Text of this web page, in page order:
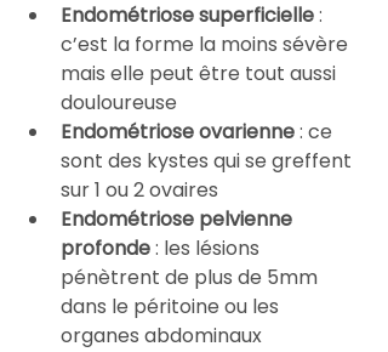
Endométriose superficielle :
c’est la forme la moins sévère
mais elle peut être tout aussi
douloureuse
Endométriose ovarienne : ce
sont des kystes qui se greffent
sur 1 ou 2 ovaires
Endométriose pelvienne
profonde : les lésions
pénètrent de plus de 5mm
dans le péritoine ou les
organes abdominaux